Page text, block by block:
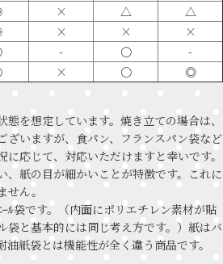
× △ △
× × ×
- 〇 -
× 〇 ◎
を想定しています。焼き立ての場合は、
ざいますが、食パン、フランスパン袋など
応じて、対応いただけますと幸いです。
紙の目が細かいことが特徴です。これに
せん。
ﾙ袋です。（内面にポリエチレン素材が貼
袋と基本的には同じ考え方です。）紙はバ
紙袋とは機能性が全く違う商品です。